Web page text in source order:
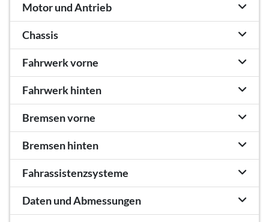
Motor und Antrieb
Chassis
Fahrwerk vorne
Fahrwerk hinten
Bremsen vorne
Bremsen hinten
Fahrassistenzsysteme
Daten und Abmessungen